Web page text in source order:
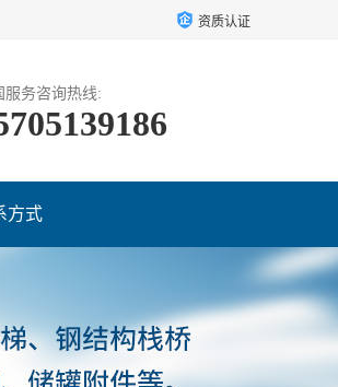
资质认证
服务咨询热线:
方式